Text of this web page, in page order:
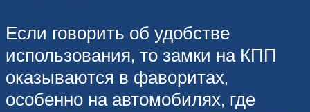
Если говорить об удобстве
использования, то замки на КПП
оказываются в фаворитах,
особенно на автомобилях, где